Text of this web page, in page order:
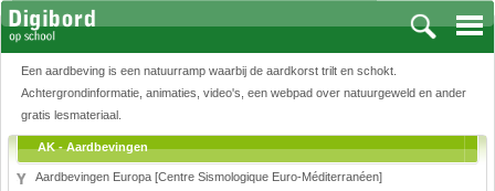
Vakken
Een aardbeving is een natuurramp waarbij de aardkorst trilt en schokt.
Achtergrondinformatie, animaties, video's, een webpad over natuurgeweld en ander
gratis lesmateriaal.
AK - Aardbevingen
Aardbevingen Europa [Centre Sismologique Euro-Méditerranéen]